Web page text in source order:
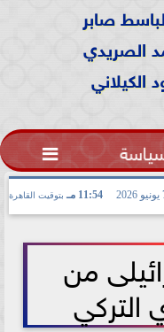
صابر
الصريدي
الكيلاني

11:54 مـ بتوقيت القاهرة
من
التركي